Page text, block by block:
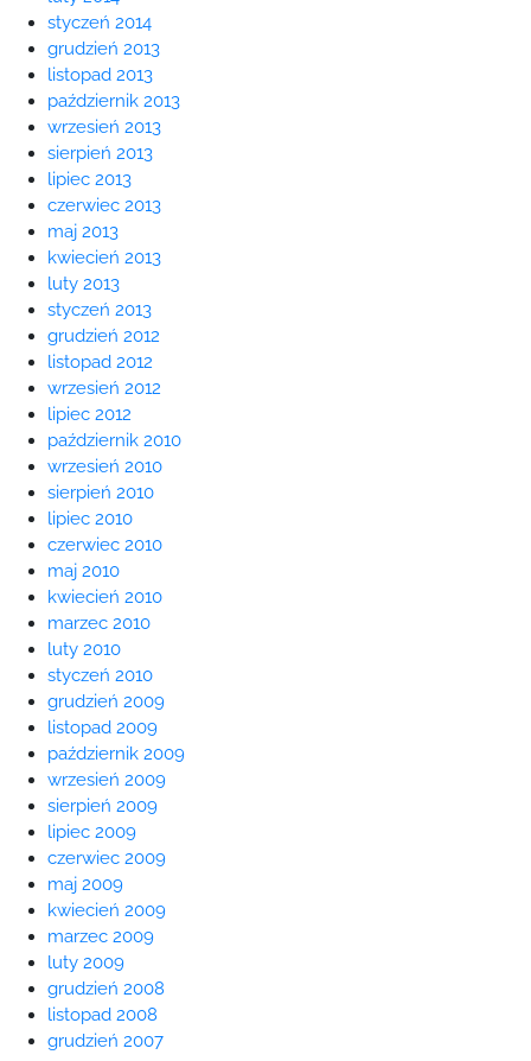
styczeń 2014
grudzień 2013
listopad 2013
październik 2013
wrzesień 2013
sierpień 2013
lipiec 2013
czerwiec 2013
maj 2013
kwiecień 2013
luty 2013
styczeń 2013
grudzień 2012
listopad 2012
wrzesień 2012
lipiec 2012
październik 2010
wrzesień 2010
sierpień 2010
lipiec 2010
czerwiec 2010
maj 2010
kwiecień 2010
marzec 2010
luty 2010
styczeń 2010
grudzień 2009
listopad 2009
październik 2009
wrzesień 2009
sierpień 2009
lipiec 2009
czerwiec 2009
maj 2009
kwiecień 2009
marzec 2009
luty 2009
grudzień 2008
listopad 2008
grudzień 2007